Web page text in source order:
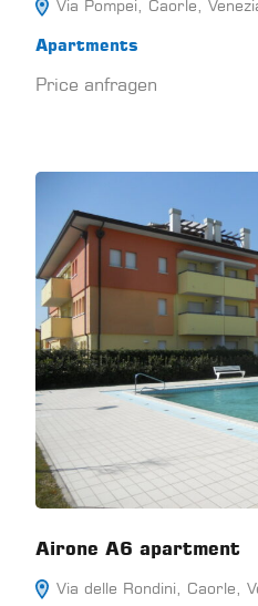
Via Pompei, Caorle,
Apartments
Price anfragen
Airone A6 apartment
Via delle Rondini, Caorle,